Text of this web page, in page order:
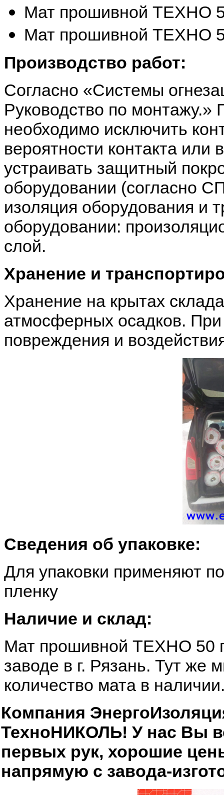
Мат прошивной ТЕХНО
Мат прошивной ТЕХНО
Производство работ:
Согласно «Системы
Руководство по
необходимо исключить
вероятности контакта
устраивать защитный
оборудовании (согласно
изоляция оборудования и
оборудовании:
слой.
Хранение и
Хранение на крытах
атмосферных осадков. При
повреждения и
Сведения об упаковке:
Для упаковки применяют
пленку
Наличие и склад:
Мат прошивной ТЕХНО 50
заводе в г. Рязань. Тут
количество мата в
Компания
ТехноНИКОЛЬ! У нас Вы
первых рук, хорошие
напрямую с завода-